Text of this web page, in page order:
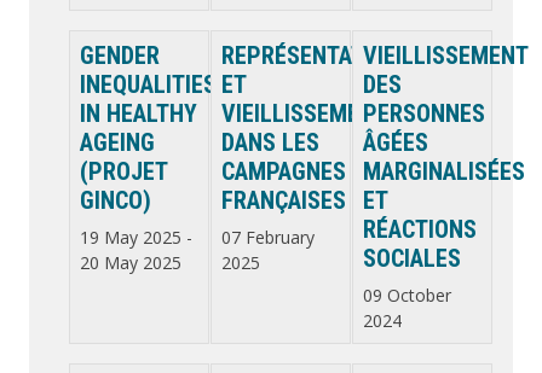
GENDER
INEQUALITIES
IN HEALTHY
AGEING
(PROJET
GINCO)
19 May 2025 -
20 May 2025
REPRÉSENTATIONS
ET
VIEILLISSEMENT
DANS LES
CAMPAGNES
FRANÇAISES
07 February
2025
VIEILLISSEMENT
DES
PERSONNES
ÂGÉES
MARGINALISÉES
ET
RÉACTIONS
SOCIALES
09 October
2024